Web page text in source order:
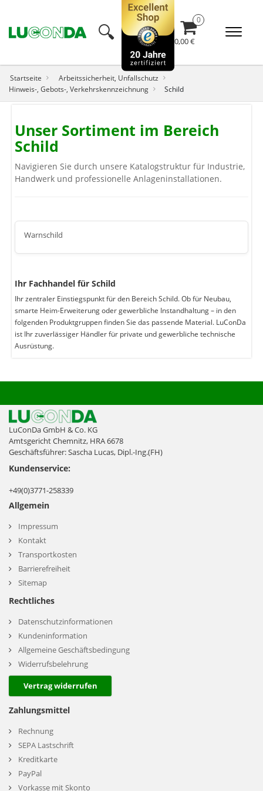
🔍︎ 0,00 €
Startseite
Arbeitssicherheit, Unfallschutz
Hinweis-, Gebots-, Verkehrskennzeichnung
Schild
Unser Sortiment im Bereich
Schild
Navigieren Sie durch unsere Katalogstruktur für Industrie,
Handwerk und professionelle Anlageninstallationen.
Warnschild
Ihr Fachhandel für Schild
Ihr zentraler Einstiegspunkt für den Bereich Schild. Ob für Neubau,
smarte Heim-Erweiterung oder gewerbliche Instandhaltung – in den
folgenden Produktgruppen finden Sie das passende Material. LuConDa
ist Ihr zuverlässiger Händler für private und gewerbliche technische
Ausrüstung.
LuConDa GmbH & Co. KG
Amtsgericht Chemnitz, HRA 6678
Geschäftsführer: Sascha Lucas, Dipl.-Ing.(FH)
Kundenservice:
+49(0)3771-258339
Allgemein
Impressum
Kontakt
Transportkosten
Barrierefreiheit
Sitemap
Rechtliches
Datenschutzinformationen
Kundeninformation
Allgemeine Geschäftsbedingung
Widerrufsbelehrung
Vertrag widerrufen
Zahlungsmittel
Rechnung
SEPA Lastschrift
Kreditkarte
PayPal
Vorkasse mit Skonto